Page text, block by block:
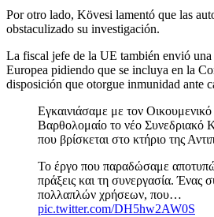
Por otro lado, Kövesi lamentó que las
obstaculizado su investigación.
La fiscal jefe de la UE también envió
Europea pidiendo que se incluya en la
disposición que otorgue inmunidad ante
Εγκαινιάσαμε με τον
Βαρθολομαίο το νέο Συνεδριακό
που βρίσκεται στο κτήριο της
Το έργο που παραδώσαμε
πράξεις και τη συνεργασία. Ένας
πολλαπλών χρήσεων, που…
pic.twitter.com/DH5hw2AW0S